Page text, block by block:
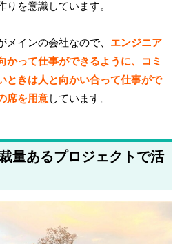
を意識しています。
メインの会社なので、 エンジニア
かって仕事ができるように、コミ
ときは人と向かい合って仕事がで
席を用意しています。
量あるプロジェクトで活